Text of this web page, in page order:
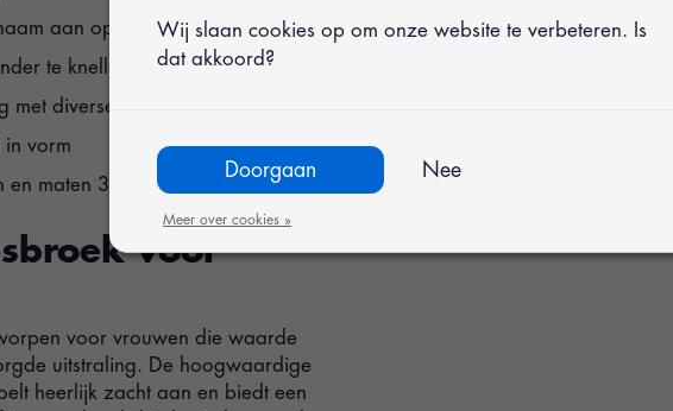
aan op de huid
te knellen
diverse kledingstijlen
vorm
maten 34 tot en met 44
voor
voor vrouwen die waarde
uitstraling. De hoogwaardige
heerlijk zacht aan en biedt een
Wij slaan cookies op om onze website te verbeteren. Is
dat akkoord?
Doorgaan Nee
Meer over cookies »